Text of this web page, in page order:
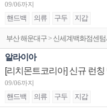
09/06까지
핸드백 의류 구두 지갑
부산 해운대구 > 신세계백화점센
알라이아
09/06까지
핸드백 의류 구두 지갑